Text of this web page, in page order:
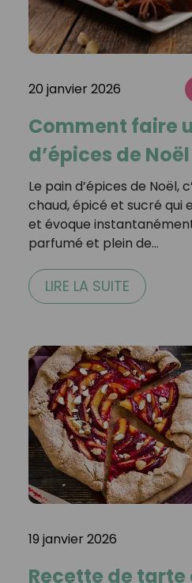
20 janvier 2026
Comment faire
d’épices de Noël
Le pain d’épices de Noël,
chaud, épicé et sucré qui
et évoque
parfumé et plein de…
LIRE LA SUITE
19 janvier 2026
Recette de tarte